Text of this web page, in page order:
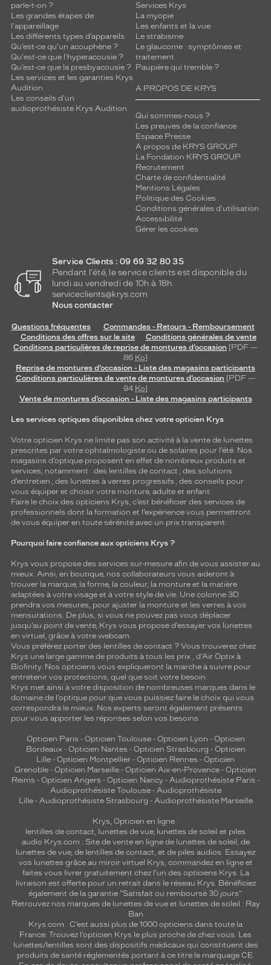
parle-t-on ?
Les grandes étapes de
l'appareillage
Les différents types d’appareils
Qu’est-ce qu'un acouphène ?
Qu'est-ce que l'hyperacousie ?
Qu’est-ce que la presbyacousie ?
Les services et les garanties Krys
Audition
Les conseils d'un
audioprothésiste Krys Audition
Services Krys
La myopie
Les enfants et la vue
Le strabisme
Le glaucome : symptômes et
traitement
Paupière qui tremble ?
A PROPOS DE KRYS
Qui sommes-nous ?
Les preuves de la confiance
Espace Presse
A propos de KRYS GROUP
La Fondation KRYS GROUP
Recrutement
Charte de confidentialité
Mentions Légales
Politique des Cookies
Conditions générales d'utilisation
Accessibilité
Gérer les cookies
Service Clients : 09 69 32 80 35
Pendant l'été, le service clients est disponible du
lundi au vendredi de 10h à 18h.
serviceclients@krys.com
Nous contacter
Questions fréquentes
Commandes - Retours - Remboursement
Conditions des offres sur le site
Conditions générales de vente
Conditions particulières de reprise de montures d’occasion [PDF —
86 Ko]
Reprise de montures d’occasion - Liste des magasins participants
Conditions particulières de vente de montures d’occasion [PDF —
94 Ko]
Vente de montures d’occasion - Liste des magasins participants
Les services optiques disponibles chez votre opticien Krys
Votre opticien Krys ne limite pas son activité à la vente de lunettes
prescrites par votre ophtalmologiste ou de solaires pour l’été. Nos
magasins d’optique proposent en effet de nombreux produits et
services, notamment : des lentilles de contact ; des solutions
d’entretien ; des lunettes à verres progressifs ; des conseils pour
vous équiper et choisir votre monture, adulte et enfant.
Faire le choix des opticiens Krys, c’est bénéficier des services de
professionnels dont la formation et l’expérience vous permettront
de vous équiper en toute sérénité avec un prix transparent.
Pourquoi faire confiance aux opticiens Krys ?
Krys vous propose des services sur-mesure afin de vous assister au
mieux. Ainsi, en boutique, nos collaborateurs vous aideront à
trouver la marque, la forme, la couleur, la monture et la matière
adaptées à votre visage et à votre style de vie. Une colonne 3D
prendra vos mesures, pour ajuster la monture et les verres à vos
mensurations. De plus, si vous ne pouvez pas vous déplacer
jusqu’au point de vente, Krys vous propose d’essayer vos lunettes
en virtuel, grâce à votre webcam.
Vous préférez porter des lentilles de contact ? Vous trouverez chez
Krys une large gamme de produits à tous les prix , d’Air Optix à
Biofinity. Nos opticiens vous expliqueront la marche à suivre pour
entretenir vos protections, quel que soit votre besoin.
Krys met ainsi à votre disposition de nombreuses marques dans le
domaine de l’optique pour que vous puissiez faire le choix qui vous
correspondra le mieux. Nos experts seront également présents
pour vous apporter les réponses selon vos besoins.
Opticien Paris - Opticien Toulouse- Opticien Lyon - Opticien
Bordeaux- Opticien Nantes - Opticien Strasbourg - Opticien
Lille - Opticien Montpellier - Opticien Rennes - Opticien
Grenoble - Opticien Marseille - Opticien Aix-en-Provence - Opticien
Reims - Opticien Angers - Opticien Nancy - Audioprothésiste Paris -
Audioprothésiste Toulouse- Audioprothésiste
Lille- Audioprothésiste Strasbourg - Audioprothésiste Marseille
Krys, Opticien en ligne :
lentilles de contact, lunettes de vue, lunettes de soleil et piles
audio Krys.com : Site de vente en ligne de lunettes de soleil, de
lunettes de vue, de lentilles de contact, et de piles audios. Essayez
vos lunettes grâce au miroir virtuel Krys, commandez en ligne et
faites vous livrer gratuitement chez l'un des opticiens Krys. La
livraison est offerte pour un retrait dans le réseau Krys. Bénéficiez
également de la garantie "Satisfait ou remboursé 30 jours".
Retrouvez nos marques de lunettes de vue et lunettes de soleil : Ray
Ban
Krys.com : C’est aussi plus de 1000 opticiens dans toute la
France. Trouvez l’opticien Krys le plus proche de chez vous. Les
lunettes/lentilles sont des dispositifs médicaux qui constituent des
produits de santé réglementés portant à ce titre le marquage CE.